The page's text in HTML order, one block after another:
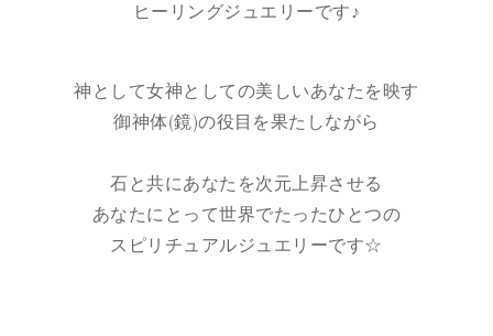
ヒーリングジュエリーです♪
神として女神としての美しいあなたを映す
御神体(鏡)の役目を果たしながら
石と共にあなたを次元上昇させる
あなたにとって世界でたったひとつの
スピリチュアルジュエリーです☆